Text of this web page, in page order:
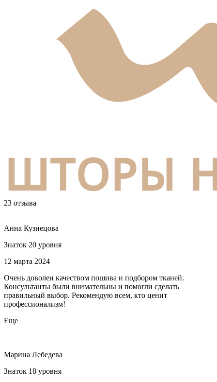
23 отзыва
Анна Кузнецова
Знаток 20 уровня
12 марта 2024
Очень доволен качеством пошива и подбором тканей.
Консультанты были внимательны и помогли сделать
правильный выбор. Рекомендую всем, кто ценит
профессионализм!
Еще
Марина Лебедева
Знаток 18 уровня